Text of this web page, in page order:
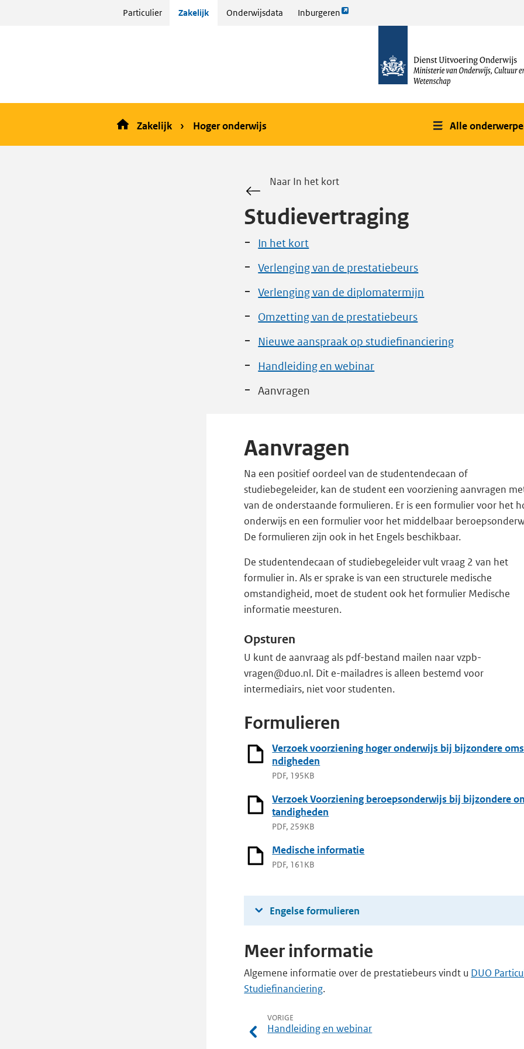
Particulier Zakelijk Onderwijsdata Inburgeren
Link
homepage
Zakelijk Hoger onderwijs Alle
Naar In het kort
Studievertraging
In het kort
Verlenging van de prestatiebeurs
Verlenging van de diplomatermijn
Omzetting van de prestatiebeurs
Nieuwe aanspraak op studiefinanciering
Handleiding en webinar
Aanvragen
Aanvragen
Na een positief oordeel van de studentendecaan of
studiebegeleider, kan de student een voorziening aanvragen
van de onderstaande formulieren. Er is een formulier voor het
onderwijs en een formulier voor het middelbaar
De formulieren zijn ook in het Engels beschikbaar.
De studentendecaan of studiebegeleider vult vraag 2 van het
formulier in. Als er sprake is van een structurele medische
omstandigheid, moet de student ook het formulier Medische
informatie meesturen.
Opsturen
U kunt de aanvraag als pdf-bestand mailen naar vzpb-
vragen@duo.nl. Dit e-mailadres is alleen bestemd voor
intermediairs, niet voor studenten.
Formulieren
Verzoek voorziening hoger onderwijs bij bijzondere
ndigheden
PDF, 195KB
Verzoek Voorziening beroepsonderwijs bij bijzondere
tandigheden
PDF, 259KB
Medische informatie
PDF, 161KB
Engelse formulieren
Meer informatie
Algemene informatie over de prestatiebeurs vindt u DUO
Studiefinanciering.
VORIGE
Handleiding en webinar